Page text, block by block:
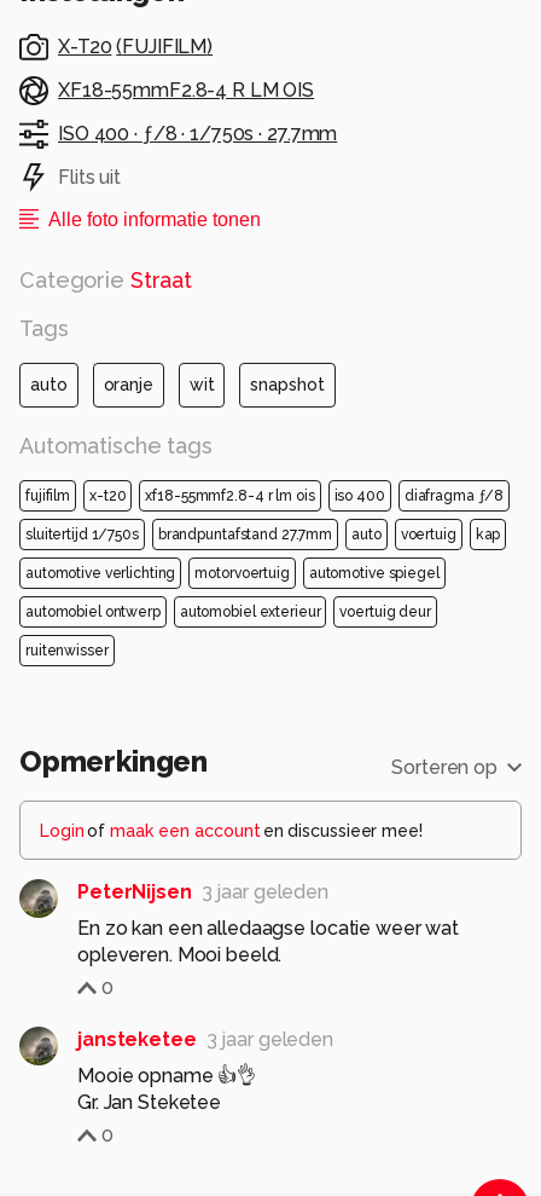
X-T20 (FUJIFILM)
XF18-55mmF2.8-4 R LM OIS
ISO 400 · ƒ/8 ·1/750s · 27.7mm
Flits uit
Alle foto informatie tonen
Categorie Straat
Tags
auto oranje wit snapshot
Automatische tags
fujifilm x-t20 xf18-55mmf2.8-4 r lm ois iso 400 diafragma ƒ/8
sluitertijd 1/750s brandpuntafstand 27.7mm auto voertuig kap
automotive verlichting motorvoertuig automotive spiegel
automobiel ontwerp automobiel exterieur voertuig deur
ruitenwisser
Opmerkingen Sorteren op
Loginof maak een account en discussieer mee!
PeterNijsen 3 jaar geleden
En zo kan een alledaagse locatie weer wat
opleveren. Mooi beeld.
0
jansteketee 3 jaar geleden
Mooie opname 👍👌
Gr. Jan Steketee
0